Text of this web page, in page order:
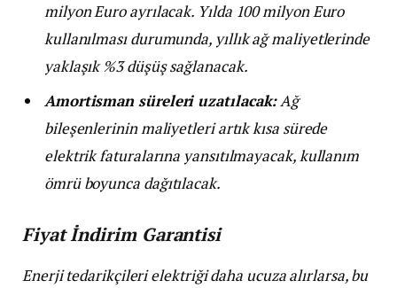
milyon Euro ayrılacak. Yılda 100 milyon Euro
kullanılması durumunda, yıllık ağ maliyetlerinde
yaklaşık %3 düşüş sağlanacak.
Amortisman süreleri uzatılacak:Ağ
bileşenlerinin maliyetleri artık kısa sürede
elektrik faturalarına yansıtılmayacak, kullanım
ömrü boyunca dağıtılacak.
Fiyat İndirim Garantisi
Enerji tedarikçileri elektriği daha ucuza alırlarsa, bu